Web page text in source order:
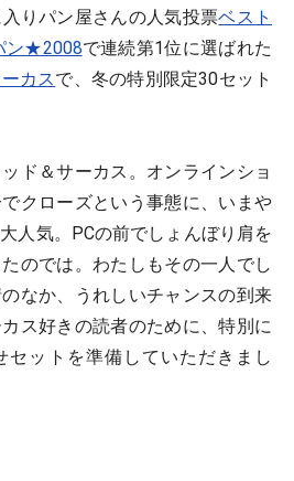
りパン屋さんの人気投票ベスト
ン★2008で連続第1位に選ばれた
カスで、冬の特別限定30セット
ド＆サーカス。オンラインショ
クローズという事態に、いまや
人気。PCの前でしょんぼり肩を
のでは。わたしもその一人でし
なか、うれしいチャンスの到来
ス好きの読者のために、特別に
セットを準備していただきまし